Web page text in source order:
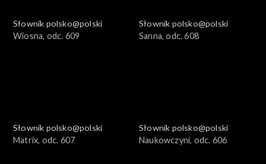
Słownik polsko@polski
Wiosna, odc. 609
Słownik polsko@polski
Sanna, odc. 608
Słownik polsko@polski
Matrix, odc. 607
Słownik polsko@polski
Naukowczyni, odc. 606